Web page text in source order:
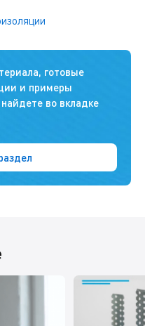
готовые
и примеры
во вкладке